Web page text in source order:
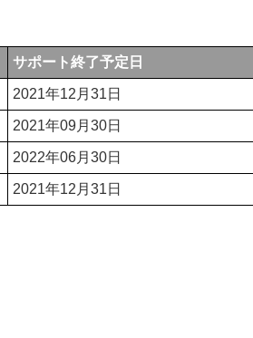
サポート終了予定日
2021年12月31日
2021年09月30日
2022年06月30日
2021年12月31日